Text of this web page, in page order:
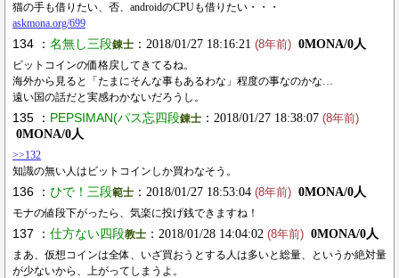
猫の手も借りたい、否、androidのCPUも借りたい・・・
askmona.org/699
134 ： 名無し三段錬士 ：2018/01/27 18:16:21 (8年前) 0MONA/0人
ビットコインの価格戻してきてるね。
海外から見ると「たまにそんな事もあるわな」程度の事なのかな…
遠い国の話だと実感わかないだろうし。
135 ： PEPSIMAN(パス忘四段錬士 ：2018/01/27 18:38:07 (8年前)
0MONA/0人
>>132
知識の無い人はビットコインしか買わなそう。
136 ： ひで！三段範士 ：2018/01/27 18:53:04 (8年前) 0MONA/0人
モナの値段下がったら、気楽に投げ銭できますね！
137 ： 仕方ない四段教士 ：2018/01/28 14:04:02 (8年前) 0MONA/0人
まあ、仮想コインは全体、いざ買おうとする人は多いと総量、というか絶対量
が少ないから、上がってしまうよ。